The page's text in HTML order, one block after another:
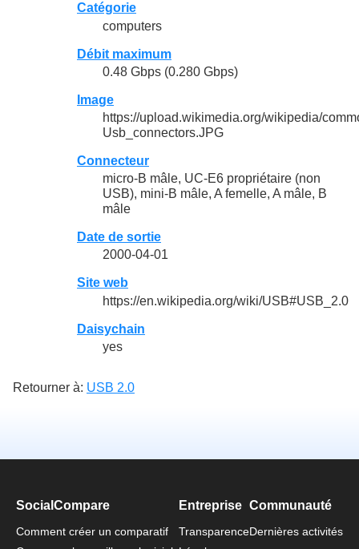
Catégorie
computers
Débit maximum
0.48 Gbps (0.280 Gbps)
Image
https://upload.wikimedia.org/wikipedia/
Usb_connectors.JPG
Connecteur
micro-B mâle, UC-E6 propriétaire (non
USB), mini-B mâle, A femelle, A mâle, B
mâle
Date de sortie
2000-04-01
Site web
https://en.wikipedia.org/wiki/USB#USB_2.0
Daisychain
yes
Retourner à: USB 2.0
SocialCompare
Comment créer un comparatif
Entreprise
Transparence
Communauté
Dernières activités